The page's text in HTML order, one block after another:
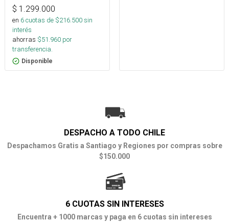
$ 1.299.000
en 6cuotas de $216.500sin
interés
ahorras $51.960 por
transferencia.
Disponible
DESPACHO A TODO CHILE
Despachamos Gratis a Santiago y Regiones por compras sobre
$150.000
6 CUOTAS SIN INTERESES
Encuentra + 1000 marcas y paga en 6 cuotas sin intereses